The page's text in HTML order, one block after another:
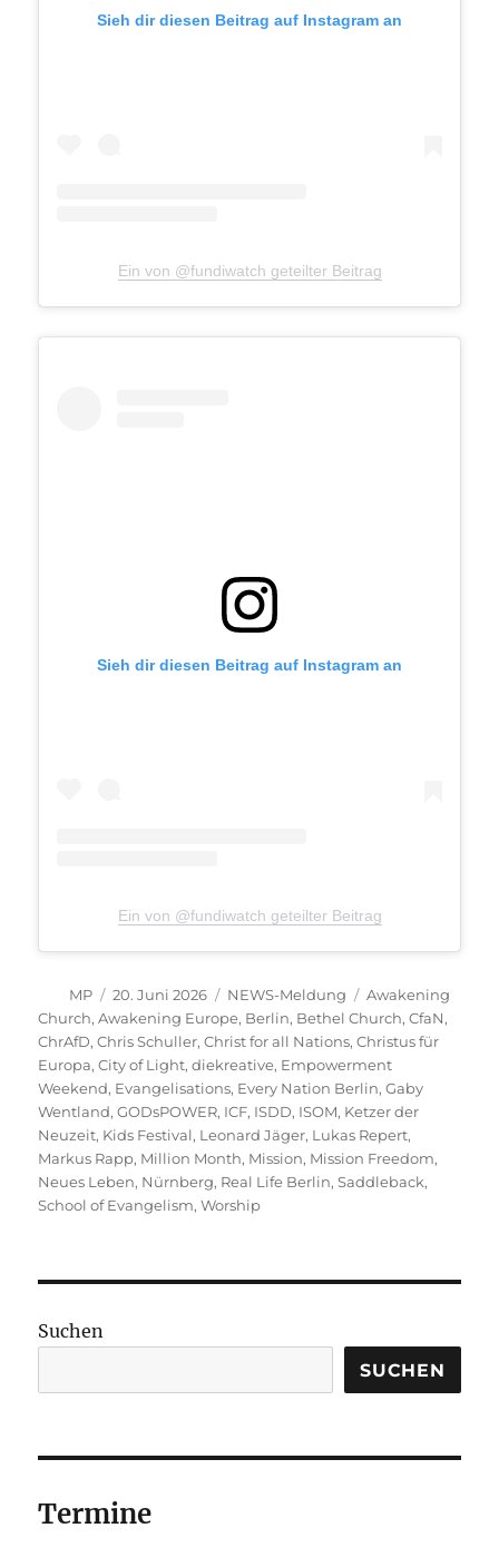
Sieh dir diesen Beitrag auf Instagram an
Ein von @fundiwatch geteilter Beitrag
Sieh dir diesen Beitrag auf Instagram an
Ein von @fundiwatch geteilter Beitrag
Autor
MP
Veröffentlicht
am
20. Juni 2026 Kategorien
NEWS-Meldung Schlagwörter
Awakening
Church,Awakening Europe, Berlin, Bethel Church,CfaN,
ChrAfD,Chris Schuller,Christ for all Nations,Christus für
Europa,City of Light,diekreative, Empowerment
Weekend, Evangelisations, Every Nation Berlin,Gaby
Wentland,GODsPOWER, ICF, ISDD, ISOM, Ketzer der
Neuzeit, Kids Festival, Leonard Jäger, Lukas Repert,
Markus Rapp, Million Month, Mission, Mission Freedom,
Neues Leben, Nürnberg, Real Life Berlin,Saddleback,
School of Evangelism,Worship
Suchen
SUCHEN
Termine